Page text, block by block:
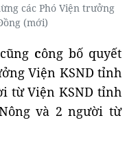
các Phó Viện trưởng
(mới)
công bố quyết
Viện KSND tỉnh
từ Viện KSND tỉnh
và 2 người từ